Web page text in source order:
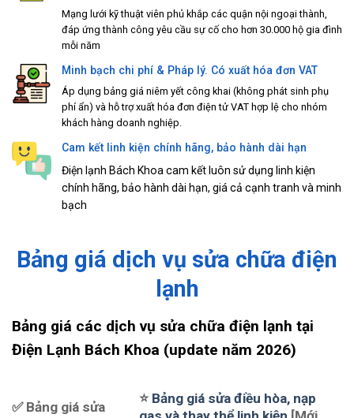
Mạng lưới kỹ thuật viên phủ khắp các quận nội ngoại thành,
đáp ứng thành công yêu cầu sự cố cho hơn 30.000 hộ gia đình
mỗi năm
Minh bạch chi phí & Pháp lý. Có xuất hóa đơn VAT
Áp dụng bảng giá niêm yết công khai (không phát sinh phụ
phí ẩn) và hỗ trợ xuất hóa đơn điện tử VAT hợp lệ cho nhóm
khách hàng doanh nghiệp.
Cam kết linh kiện chính hãng, bảo hành dài hạn
Điện lạnh Bách Khoa cam kết luôn sử dụng linh kiện
chính hãng, bảo hành dài hạn, giá cả cạnh tranh và minh
bạch
Bảng giá dịch vụ sửa chữa điện
lạnh
Bảng giá các dịch vụ sửa chữa điện lạnh tại
Điện Lạnh Bách Khoa (update năm 2026)
✅ Bảng giá sửa
⭐ Bảng giá sửa điều hòa, nạp